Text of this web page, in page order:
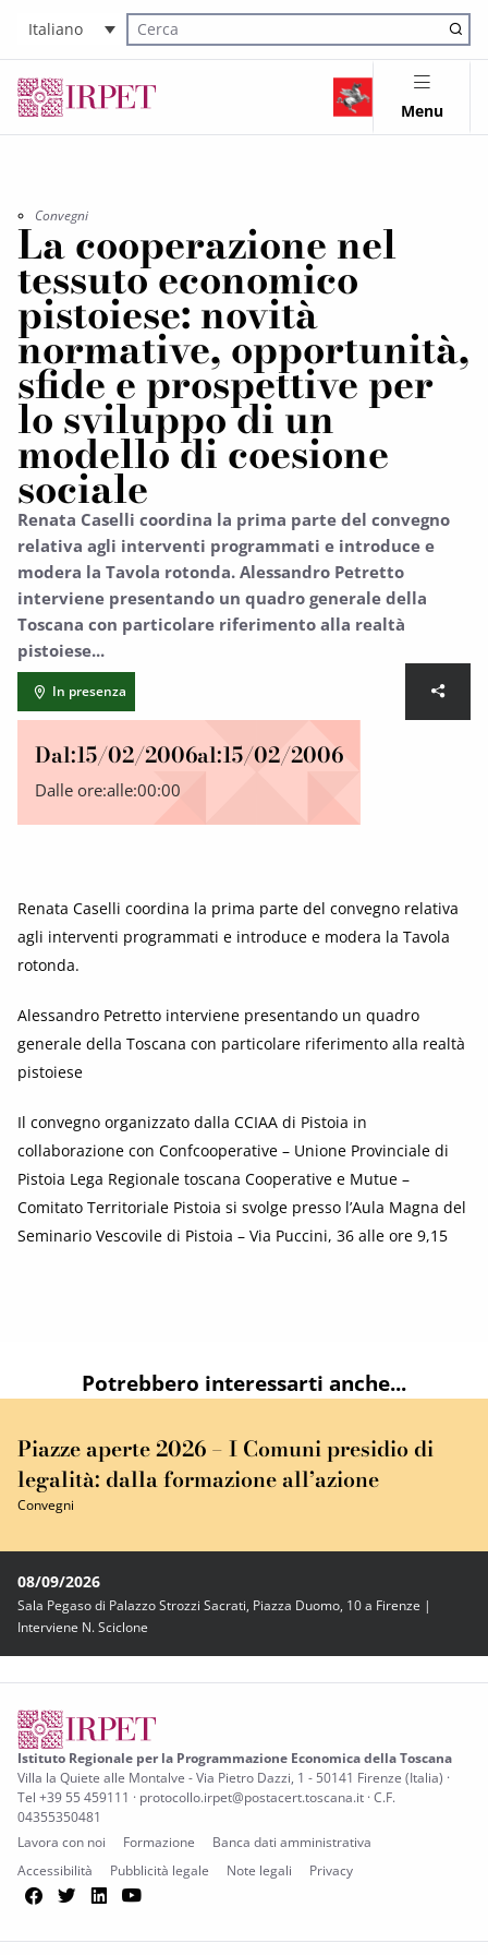
Italiano
Cerca nel sito
Menu
Convegni
La cooperazione nel
tessuto economico
pistoiese: novità
normative, opportunità,
sfide e prospettive per
lo sviluppo di un
modello di coesione
sociale
Renata Caselli coordina la prima parte del convegno
relativa agli interventi programmati e introduce e
modera la Tavola rotonda. Alessandro Petretto
interviene presentando un quadro generale della
Toscana con particolare riferimento alla realtà
pistoiese...
In presenza
Dal:15/02/2006al:15/02/2006
Dalle ore:alle:00:00
Renata Caselli coordina la prima parte del convegno relativa
agli interventi programmati e introduce e modera la Tavola
rotonda.
Alessandro Petretto interviene presentando un quadro
generale della Toscana con particolare riferimento alla realtà
pistoiese
Il convegno organizzato dalla CCIAA di Pistoia in
collaborazione con Confcooperative – Unione Provinciale di
Pistoia Lega Regionale toscana Cooperative e Mutue –
Comitato Territoriale Pistoia si svolge presso l’Aula Magna del
Seminario Vescovile di Pistoia – Via Puccini, 36 alle ore 9,15
Potrebbero interessarti anche...
Piazze aperte 2026 – I Comuni presidio di
legalità: dalla formazione all’azione
Convegni
08/09/2026
Sala Pegaso di Palazzo Strozzi Sacrati, Piazza Duomo, 10 a Firenze |
Interviene N. Sciclone
Istituto Regionale per la Programmazione Economica della Toscana
Villa la Quiete alle Montalve - Via Pietro Dazzi, 1 - 50141 Firenze (Italia) ·
Tel +39 55 459111 · protocollo.irpet@postacert.toscana.it · C.F.
04355350481
Lavora con noi
Formazione
Banca dati amministrativa
Accessibilità
Pubblicità legale Note legali Privacy
Facebook
TwitterLinkedIn